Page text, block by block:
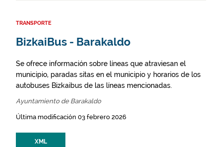
TRANSPORTE
BizkaiBus - Barakaldo
Se ofrece información sobre líneas que atraviesan el
municipio, paradas sitas en el municipio y horarios de los
autobuses Bizkaibus de las líneas mencionadas.
Ayuntamiento de Barakaldo
Última modificación 03 febrero 2026
XML